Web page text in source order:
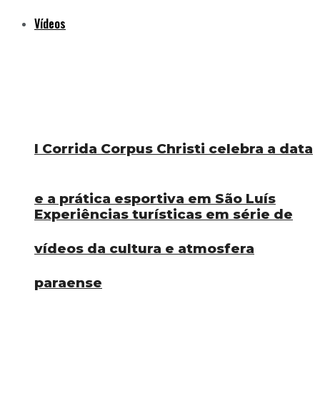
Vídeos
Experiências turísticas em série de
vídeos da cultura e atmosfera
paraense
I Corrida Corpus Christi celebra a data
e a prática esportiva em São Luís